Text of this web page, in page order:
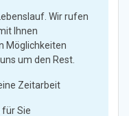
Wir rufen
Ihnen
Möglichkeiten
um den Rest.
Zeitarbeit
für Sie